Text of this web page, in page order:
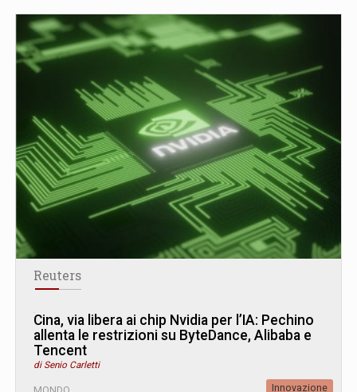
Reuters
Cina, via libera ai chip Nvidia per l’IA: Pechino
allenta le restrizioni su ByteDance, Alibaba e
Tencent
di Senio Carletti
Innovazione